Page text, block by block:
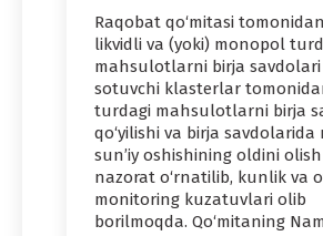
Raqobat qo‘mitasi
likvidli va (yoki) monopol
mahsulotlarni birja
sotuvchi klasterlar
turdagi mahsulotlarni birja
qo‘yilishi va birja
sun’iy oshishining oldini olish
nazorat o‘rnatilib, kunlik va
monitoring kuzatuvlari olib
borilmoqda. Qo‘mitaning